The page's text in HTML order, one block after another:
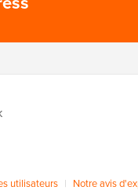
utilisateurs | Notre avis